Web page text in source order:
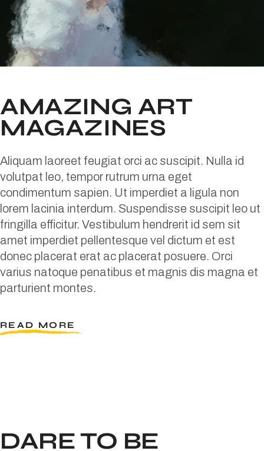
AMAZING ART
MAGAZINES
Aliquam laoreet feugiat orci ac suscipit. Nulla id
volutpat leo, tempor rutrum urna eget
condimentum sapien. Ut imperdiet a ligula non
lorem lacinia interdum. Suspendisse suscipit leo ut
fringilla efficitur. Vestibulum hendrerit id sem sit
amet imperdiet pellentesque vel dictum et est
donec placerat erat ac placerat posuere. Orci
varius natoque penatibus et magnis dis magna et
parturient montes.
READ MORE
DARE TO BE